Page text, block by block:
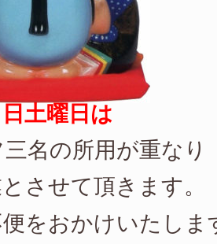
土曜日は
名の所用が重なり
させて頂きます。
をおかけいたしま